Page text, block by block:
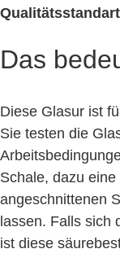
Das
Diese Glasur ist
Sie testen die
Schale, dazu
angeschnittenen
lassen. Falls sich
ist diese